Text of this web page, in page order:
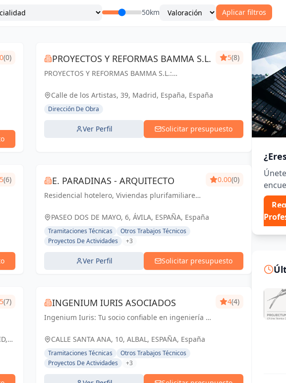
50km Aplicar filtros
(0) PROYECTOS Y REFORMAS BAMMA S.L.
PROYECTOS Y REFORMAS BAMMA S.L.:
espacios en Madrid. Tu visión, nuestra pasión.
5(8)
Calle de los Artistas, 39, Madrid, España, España
Dirección De Obra
Ver Perfil Solicitar presupuesto
5(6) E. PARADINAS - ARQUITECTO
Residencial hotelero, Viviendas plurifamiliares,
protegidas.
0.00(0)
PASEO DOS DE MAYO, 6, ÁVILA, ESPAÑA, España
Tramitaciones Técnicas
Otros Trabajos Técnicos
Proyectos De Actividades
+3
Ver Perfil Solicitar presupuesto
5(7) INGENIUM IURIS ASOCIADOS
Ingenium Iuris: Tu socio confiable en ingeniería y
profesionales para proyectos exitosos.
4(4)
CALLE SANTA ANA, 10, ALBAL, ESPAÑA, España
Tramitaciones Técnicas
Otros Trabajos Técnicos
Proyectos De Actividades
+3